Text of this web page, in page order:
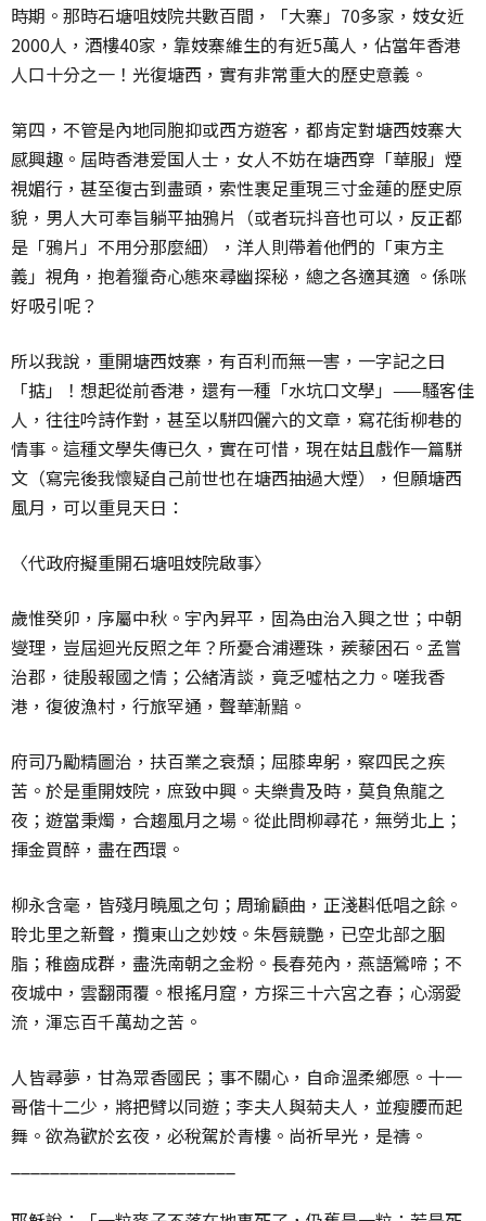
時期。那時石塘咀妓院共數百間，「大寨」70多家，妓女近
2000人，酒樓40家，靠妓寨維生的有近5萬人，佔當年香港
人口十分之一！光復塘西，實有非常重大的歷史意義。
第四，不管是內地同胞抑或西方遊客，都肯定對塘西妓寨大
感興趣。屆時香港爱国人士，女人不妨在塘西穿「華服」煙
視媚行，甚至復古到盡頭，索性裹足重現三寸金蓮的歷史原
貌，男人大可奉旨躺平抽鴉片（或者玩抖音也可以，反正都
是「鴉片」不用分那麼細），洋人則帶着他們的「東方主
義」視角，抱着獵奇心態來尋幽探秘，總之各適其適 。係咪
好吸引呢？
所以我說，重開塘西妓寨，有百利而無一害，一字記之曰
「掂」！想起從前香港，還有一種「水坑口文學」——騷客佳
人，往往吟詩作對，甚至以駢四儷六的文章，寫花街柳巷的
情事。這種文學失傳已久，實在可惜，現在姑且戲作一篇駢
文（寫完後我懷疑自己前世也在塘西抽過大煙），但願塘西
風月，可以重見天日：
〈代政府擬重開石塘咀妓院啟事〉
歲惟癸卯，序屬中秋。宇內昇平，固為由治入興之世；中朝
燮理，豈屆迴光反照之年？所憂合浦遷珠，蒺藜困石。孟嘗
治郡，徒殷報國之情；公緒清談，竟乏噓枯之力。嗟我香
港，復彼漁村，行旅罕通，聲華漸黯。
府司乃勵精圖治，扶百業之衰頹；屈膝卑躬，察四民之疾
苦。於是重開妓院，庶致中興。夫樂貴及時，莫負魚龍之
夜；遊當秉燭，合趨風月之場。從此問柳尋花，無勞北上；
揮金買醉，盡在西環。
柳永含毫，皆殘月曉風之句；周瑜顧曲，正淺斟低唱之餘。
聆北里之新聲，攬東山之妙妓。朱唇競艷，已空北部之胭
脂；稚齒成群，盡洗南朝之金粉。長春苑內，燕語鶯啼；不
夜城中，雲翻雨覆。根搖月窟，方探三十六宮之春；心溺愛
流，渾忘百千萬劫之苦。
人皆尋夢，甘為眾香國民；事不關心，自命溫柔鄉愿。十一
哥偕十二少，將把臂以同遊；李夫人與菊夫人，並瘦腰而起
舞。欲為歡於玄夜，必稅駕於青樓。尚祈早光，是禱。